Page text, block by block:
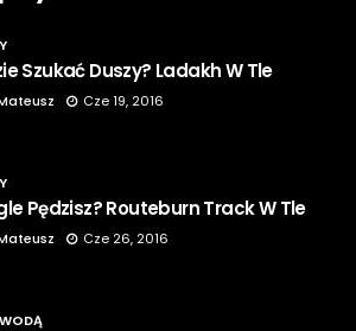
Szukać Duszy? Ladakh W Tle
Cze 19, 2016
Pędzisz? Routeburn Track W Tle
Cze 26, 2016